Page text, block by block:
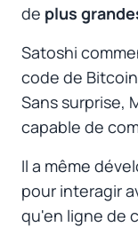
de plus
Satoshi
code de
Sans surprise,
capable de
Il a même
pour interagir
qu'en ligne de